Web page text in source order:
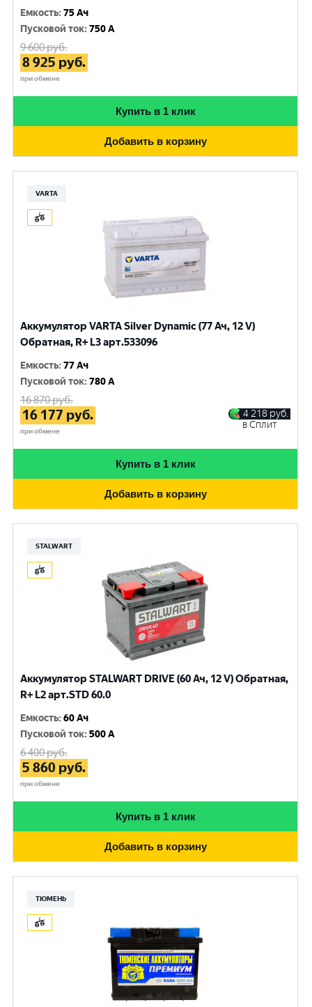
Емкость:75 Ач
Пусковой ток:750 A
9 600руб.
8 925 руб.
при обмене
Купить в 1 клик
Добавить в корзину
VARTA
Аккумулятор VARTA Silver Dynamic (77 Ач, 12 V)
Обратная, R+ L3 арт.533096
Емкость:77 Ач
Пусковой ток:780 A
16 870руб.
16 177 руб.
при обмене
4 218 руб.
в Сплит
Купить в 1 клик
Добавить в корзину
STALWART
Аккумулятор STALWART DRIVE (60 Ач, 12 V) Обратная,
R+ L2 арт.STD 60.0
Емкость:60 Ач
Пусковой ток:500 A
6 400руб.
5 860 руб.
при обмене
Купить в 1 клик
Добавить в корзину
ТЮМЕНЬ